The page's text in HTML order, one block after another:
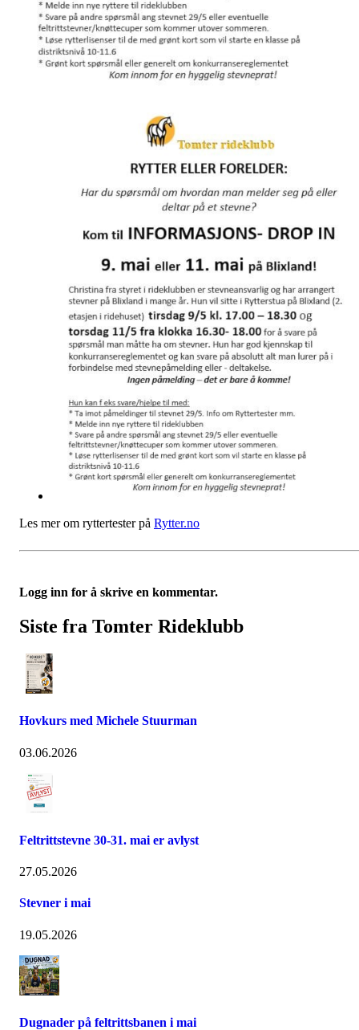
Les mer om ryttertester på Rytter.no
Logg inn for å skrive en kommentar.
Siste fra Tomter Rideklubb
Hovkurs med Michele Stuurman
03.06.2026
Feltrittstevne 30-31. mai er avlyst
27.05.2026
Stevner i mai
19.05.2026
Dugnader på feltrittsbanen i mai